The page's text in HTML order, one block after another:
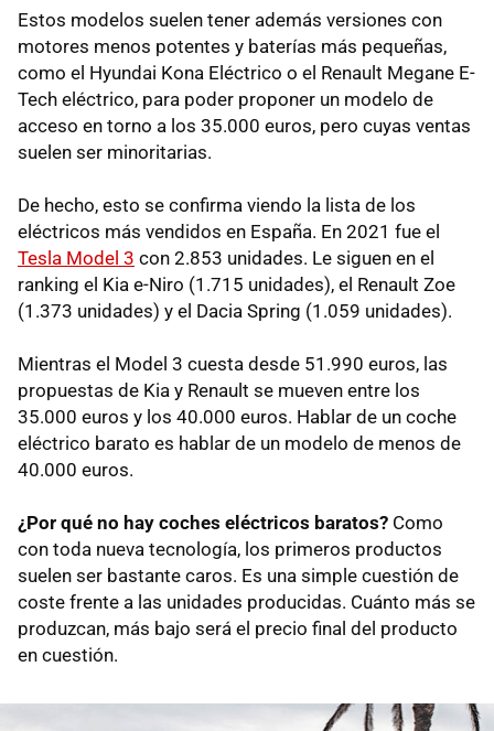
Estos modelos suelen tener además versiones con
motores menos potentes y baterías más pequeñas,
como el Hyundai Kona Eléctrico o el Renault Megane E-
Tech eléctrico, para poder proponer un modelo de
acceso en torno a los 35.000 euros, pero cuyas ventas
suelen ser minoritarias.
De hecho, esto se confirma viendo la lista de los
eléctricos más vendidos en España. En 2021 fue el
Tesla Model 3 con 2.853 unidades. Le siguen en el
ranking el Kia e-Niro (1.715 unidades), el Renault Zoe
(1.373 unidades) y el Dacia Spring (1.059 unidades).
Mientras el Model 3 cuesta desde 51.990 euros, las
propuestas de Kia y Renault se mueven entre los
35.000 euros y los 40.000 euros. Hablar de un coche
eléctrico barato es hablar de un modelo de menos de
40.000 euros.
¿Por qué no hay coches eléctricos baratos? Como
con toda nueva tecnología, los primeros productos
suelen ser bastante caros. Es una simple cuestión de
coste frente a las unidades producidas. Cuánto más se
produzcan, más bajo será el precio final del producto
en cuestión.